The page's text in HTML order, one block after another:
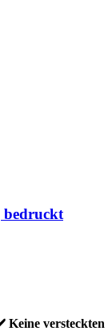
bedruckt
versteckten